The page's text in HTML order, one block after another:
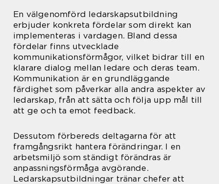
En välgenomförd ledarskapsutbildning
erbjuder konkreta fördelar som direkt kan
implementeras i vardagen. Bland dessa
fördelar finns utvecklade
kommunikationsförmågor, vilket bidrar till en
klarare dialog mellan ledare och deras team.
Kommunikation är en grundläggande
färdighet som påverkar alla andra aspekter av
ledarskap, från att sätta och följa upp mål till
att ge och ta emot feedback.
Dessutom förbereds deltagarna för att
framgångsrikt hantera förändringar. I en
arbetsmiljö som ständigt förändras är
anpassningsförmåga avgörande.
Ledarskapsutbildningar tränar chefer att